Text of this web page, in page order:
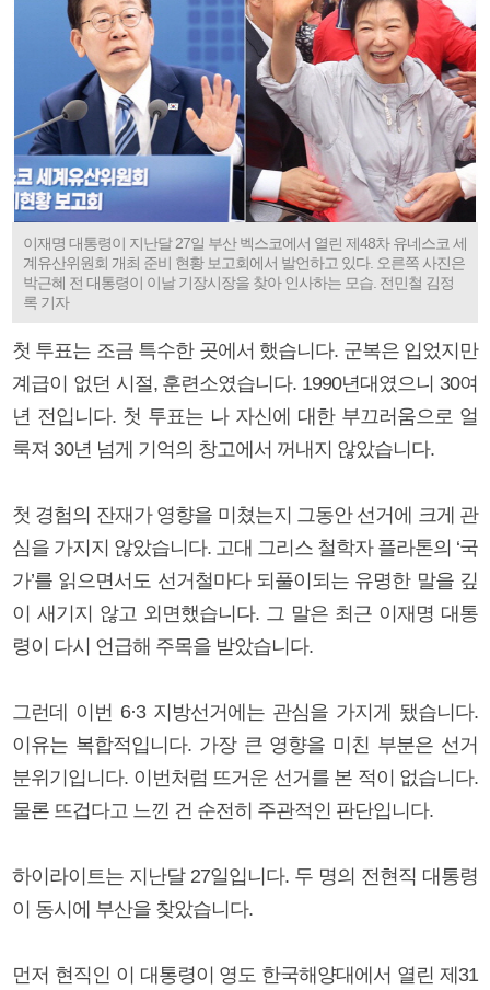
이재명 대통령이 지난달 27일 부산 벡스코에서 열린 제48차 유네스코 세
계유산위원회 개최 준비 현황 보고회에서 발언하고 있다. 오른쪽 사진은
박근혜 전 대통령이 이날 기장시장을 찾아 인사하는 모습. 전민철 김정
록 기자
첫 투표는 조금 특수한 곳에서 했습니다. 군복은 입었지만
계급이 없던 시절, 훈련소였습니다. 1990년대였으니 30여
년 전입니다. 첫 투표는 나 자신에 대한 부끄러움으로 얼
룩져 30년 넘게 기억의 창고에서 꺼내지 않았습니다.
첫 경험의 잔재가 영향을 미쳤는지 그동안 선거에 크게 관
심을 가지지 않았습니다. 고대 그리스 철학자 플라톤의 ‘국
가’를 읽으면서도 선거철마다 되풀이되는 유명한 말을 깊
이 새기지 않고 외면했습니다. 그 말은 최근 이재명 대통
령이 다시 언급해 주목을 받았습니다.
그런데 이번 6·3 지방선거에는 관심을 가지게 됐습니다.
이유는 복합적입니다. 가장 큰 영향을 미친 부분은 선거
분위기입니다. 이번처럼 뜨거운 선거를 본 적이 없습니다.
물론 뜨겁다고 느낀 건 순전히 주관적인 판단입니다.
하이라이트는 지난달 27일입니다. 두 명의 전현직 대통령
이 동시에 부산을 찾았습니다.
먼저 현직인 이 대통령이 영도 한국해양대에서 열린 제31